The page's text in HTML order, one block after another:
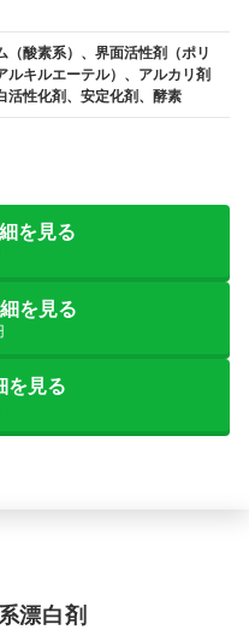
（酸素系）、界面活性剤（ポリ
ルキルエーテル）、アルカリ剤
活性化剤、安定化剤、酵素
を見る
を見る
を見る
漂白剤